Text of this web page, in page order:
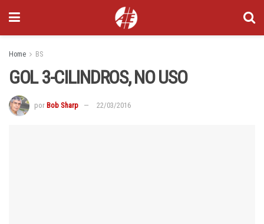
Home BS
GOL 3-CILINDROS, NO USO
por Bob Sharp 22/03/2016